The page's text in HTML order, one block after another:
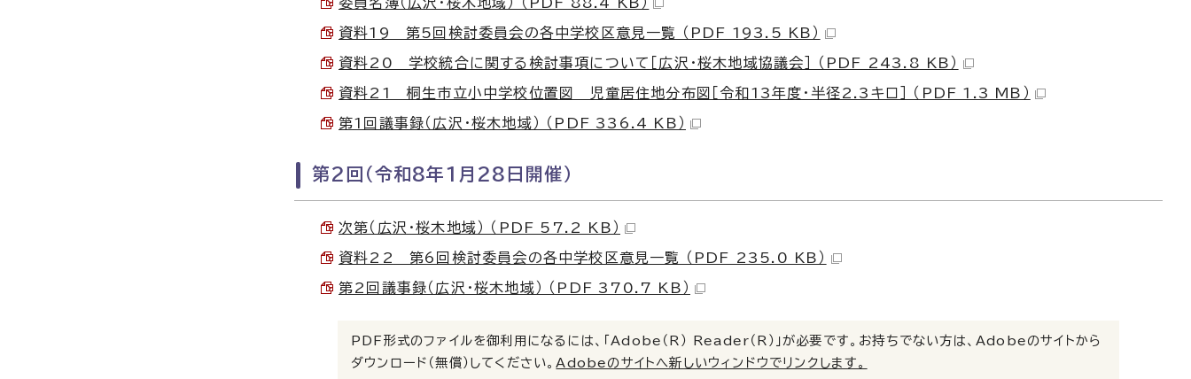
資料19 第5回検討委員会の各中学校区意見一覧 （PDF 193.5 KB）
資料20 学校統合に関する検討事項について［広沢・桜木地域協議会］ （PDF 243.8 KB）
資料21 桐生市立小中学校位置図 児童居住地分布図［令和13年度・半径2.3キロ］ （PDF 1.3 MB）
第1回議事録（広沢・桜木地域） （PDF 336.4 KB）
第2回（令和8年1月28日開催）
次第（広沢・桜木地域） （PDF 57.2 KB）
資料22 第6回検討委員会の各中学校区意見一覧 （PDF 235.0 KB）
第2回議事録（広沢・桜木地域） （PDF 370.7 KB）
PDF形式のファイルを御利用になるには、「Adobe（R） Reader（R）」が必要です。お持ちでない方は、Adobeのサイトから
ダウンロード（無償）してください。 Adobeのサイトへ新しいウィンドウでリンクします。